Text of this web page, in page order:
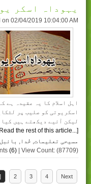
یہوداہ اسکر
on 02/04/2019 10:04:00 AM
اہل اسلام کا یہ عقیدہ ہے
اسکریوتی کو صلیب پر
لیکن آئیے دیکھتے ہیں
the rest of this article...]
مسیحی تعلیمات, خُدا ,
(6) | View Count: (87709)
2 3 4 Next